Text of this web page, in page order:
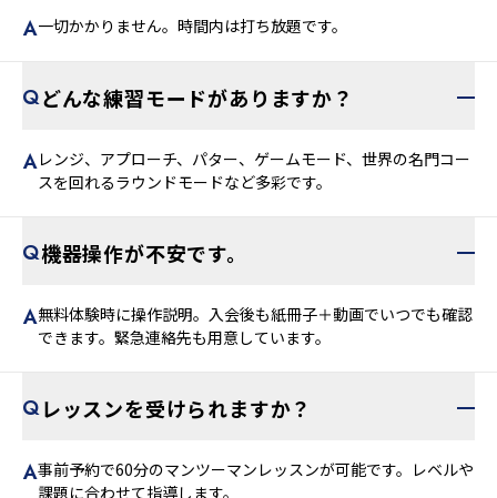
一切かかりません。時間内は打ち放題です。
どんな練習モードがありますか？
レンジ、アプローチ、パター、ゲームモード、世界の名門コー
スを回れるラウンドモードなど多彩です。
機器操作が不安です。
無料体験時に操作説明。入会後も紙冊子＋動画でいつでも確認
できます。緊急連絡先も用意しています。
レッスンを受けられますか？
事前予約で60分のマンツーマンレッスンが可能です。レベルや
課題に合わせて指導します。